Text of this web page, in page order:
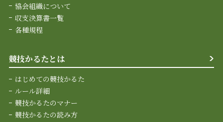
協会組織について
収支決算書一覧
各種規程
競技かるたとは
はじめての競技かるた
ルール詳細
競技かるたのマナー
競技かるたの読み方